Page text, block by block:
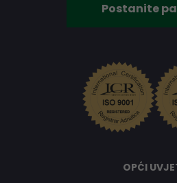
Postanite
OPĆI